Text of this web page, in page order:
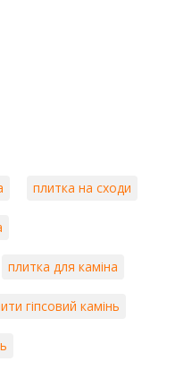
плитка на сходи
плитка для каміна
гіпсовий камінь